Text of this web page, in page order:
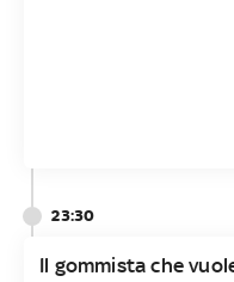
23:30
Il gommista che